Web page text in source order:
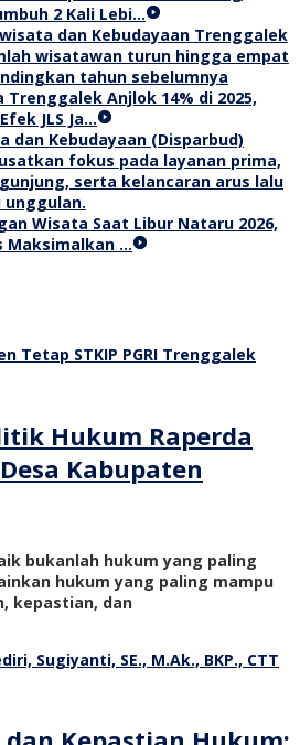
2 Kali Lebi…
Trenggalek Anjlok 14% di 2025,
JLS Ja…
Wisata Saat Libur Nataru 2026,
Maksimalkan …
Hukum Raperda
Kabupaten
bukanlah hukum yang paling
hukum yang paling mampu
kepastian, dan